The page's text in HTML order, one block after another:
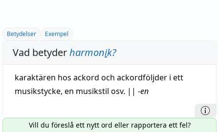
Betydelser Exempel
Vad betyderharmonik?
karaktären hos ackord och ackordföljder i ett
musikstycke, en musikstil osv. || -en
Vill du föreslå ett nytt ord eller rapportera ett fel?